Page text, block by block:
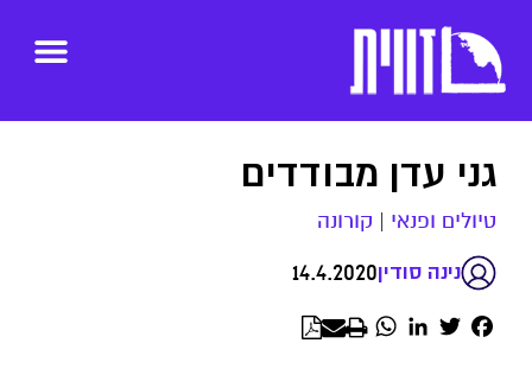
גני עדן מבודדים
טיולים ופנאי | קורונה
נינה סודין14.4.2020
Facebook
Twitter
LinkedIn
WhatsApp